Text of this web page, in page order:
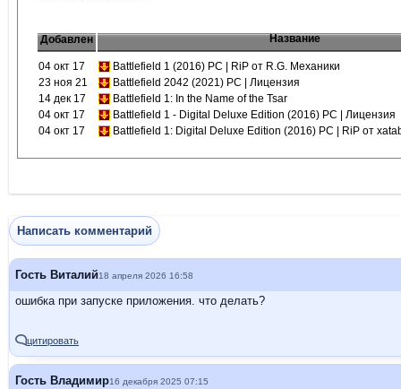
Добавлен Название
04 окт 17
Battlefield 1 (2016) PC | RiP от R.G. Механики
23 ноя 21
Battlefield 2042 (2021) PC | Лицензия
14 дек 17
Battlefield 1: In the Name of the Tsar
04 окт 17
Battlefield 1 - Digital Deluxe Edition (2016) PC | Лицензия
04 окт 17
Battlefield 1: Digital Deluxe Edition (2016) PC | RiP от
Написать комментарий
цитировать
Гость Виталий18 апреля 2026 16:58
ошибка при запуске приложения. что делать?
Гость Владимир16 декабря 2025 07:15